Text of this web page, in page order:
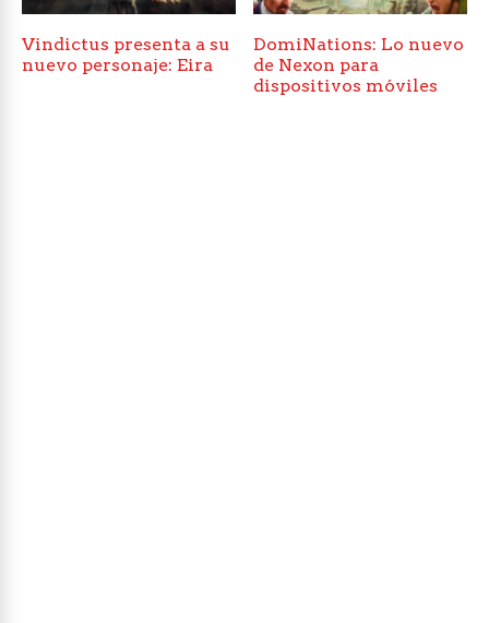
Vindictus presenta a su
nuevo personaje: Eira
DomiNations: Lo nuevo
de Nexon para
dispositivos móviles